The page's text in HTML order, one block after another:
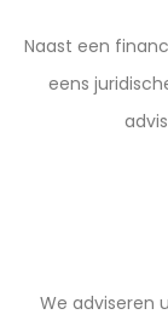
Naast een
eens
We adviseren